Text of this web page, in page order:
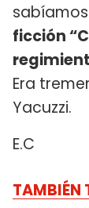
ficción
Era
Yacuzzi.
E.C
TAMBIÉN